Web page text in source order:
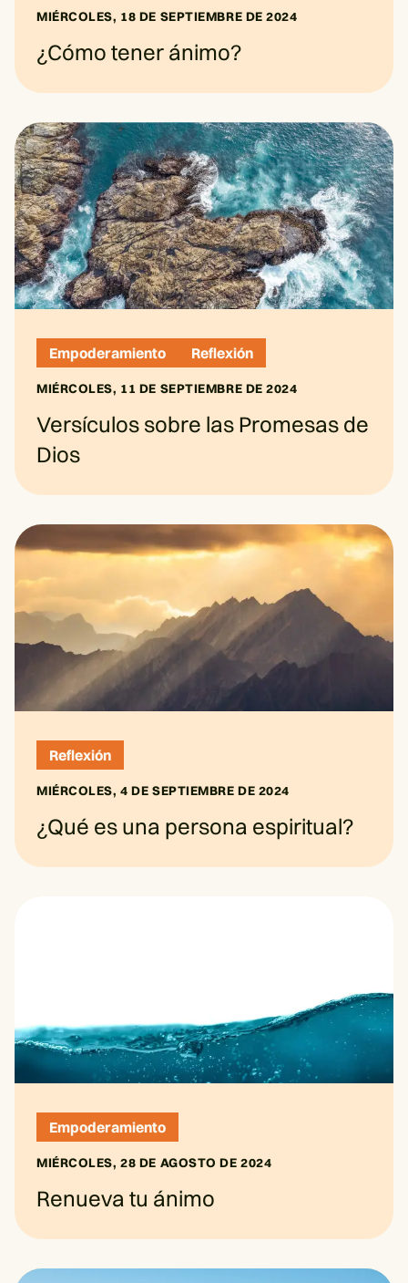
MIÉRCOLES, 18 DE SEPTIEMBRE DE 2024
¿Cómo tener ánimo?
Empoderamiento Reflexión
MIÉRCOLES, 11 DE SEPTIEMBRE DE 2024
Versículos sobre las Promesas de
Dios
Reflexión
MIÉRCOLES, 4 DE SEPTIEMBRE DE 2024
¿Qué es una persona espiritual?
Empoderamiento
MIÉRCOLES, 28 DE AGOSTO DE 2024
Renueva tu ánimo